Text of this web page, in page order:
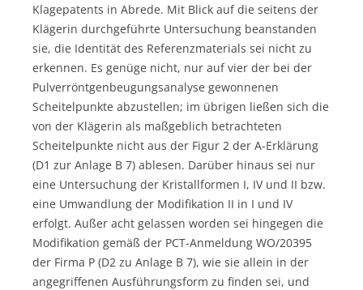
Klagepatents in Abrede. Mit Blick auf die seitens der
Klägerin durchgeführte Untersuchung beanstanden
sie, die Identität des Referenzmaterials sei nicht zu
erkennen. Es genüge nicht, nur auf vier der bei der
Pulverröntgenbeugungsanalyse gewonnenen
Scheitelpunkte abzustellen; im übrigen ließen sich die
von der Klägerin als maßgeblich betrachteten
Scheitelpunkte nicht aus der Figur 2 der A-Erklärung
(D1 zur Anlage B 7) ablesen. Darüber hinaus sei nur
eine Untersuchung der Kristallformen I, IV und II bzw.
eine Umwandlung der Modifikation II in I und IV
erfolgt. Außer acht gelassen worden sei hingegen die
Modifikation gemäß der PCT-Anmeldung WO/20395
der Firma P (D2 zu Anlage B 7), wie sie allein in der
angegriffenen Ausführungsform zu finden sei, und